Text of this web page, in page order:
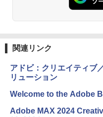
関連リンク
アドビ：クリエイティブ
リューション
Welcome to the Adobe
Adobe MAX 2024